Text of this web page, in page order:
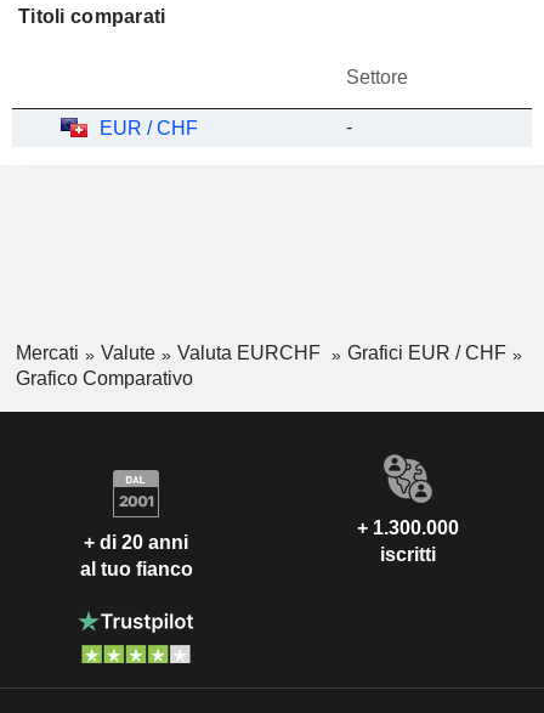
Titoli comparati
Settore
EUR / CHF -
Mercati Valute Valuta EURCHF
Grafici EUR / CHF
Grafico Comparativo
+ di 20 anni
al tuo fianco
+ 1.300.000
iscritti